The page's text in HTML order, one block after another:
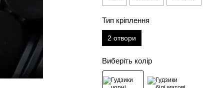
Тип кріплення
2 отвори
Виберіть колір